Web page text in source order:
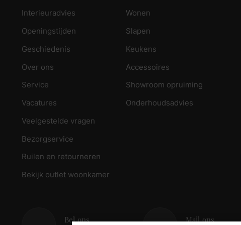
Interieuradvies
Openingstijden
Geschiedenis
Over ons
Service
Vacatures
Veelgestelde vragen
Bezorgservice
Ruilen en retourneren
Bekijk outlet woonkamer
Wonen
Slapen
Keukens
Accessoires
Showroom opruiming
Onderhoudsadvies
Bel ons Mail ons